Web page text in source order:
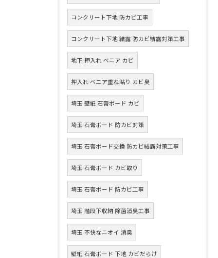
コンクリート下地 防カビ工事
コンクリート下地 結露 防カビ結露対策工事
地下 押入れ ベニア カビ
押入れ ベニア重ね貼り カビ臭
埼玉 壁紙 石膏ボード カビ
埼玉 石膏ボード 防カビ対策
埼玉 石膏ボード交換 防カビ結露対策工事
埼玉 石膏ボード カビ取り
埼玉 石膏ボード 防カビ工事
埼玉 階段下収納 除菌消臭工事
埼玉 不快なニオイ 消臭
壁紙 石膏ボード 下地 カビだらけ